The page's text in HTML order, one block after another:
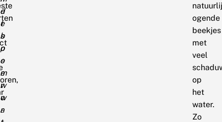
d
e
s
p
e
e
r
w
a
e
t
b
o
o
m
w
o
r
ogende
beekjes
met
veel
op
het
water.
Zo